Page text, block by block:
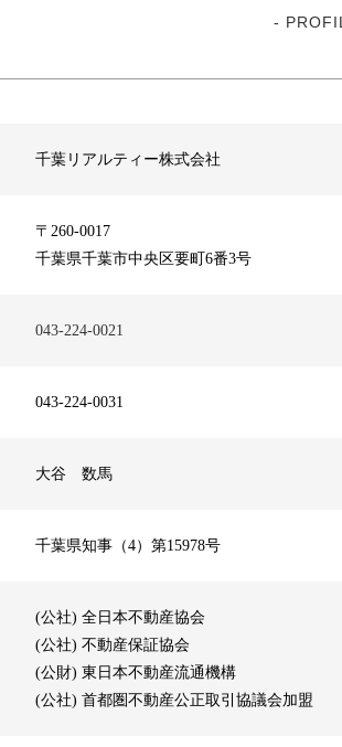
-
千葉リアルティー株式会社
〒260-0017
千葉県千葉市中央区要町6番3号
043-224-0021
043-224-0031
大谷 数馬
千葉県知事（4）第15978号
(公社) 全日本不動産協会
(公社) 不動産保証協会
(公財) 東日本不動産流通機構
(公社) 首都圏不動産公正取引協議会加盟